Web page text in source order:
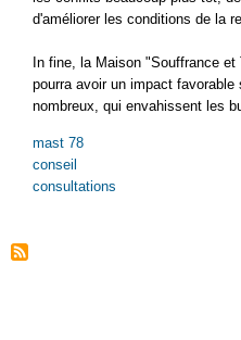
d'améliorer les conditions de la
In fine, la Maison "Souffrance
pourra avoir un impact
nombreux, qui envahissent les
mast 78
conseil
consultations